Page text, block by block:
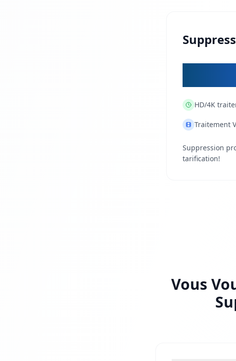
HD/4K
Traitement
Suppression
tarification!
Vous